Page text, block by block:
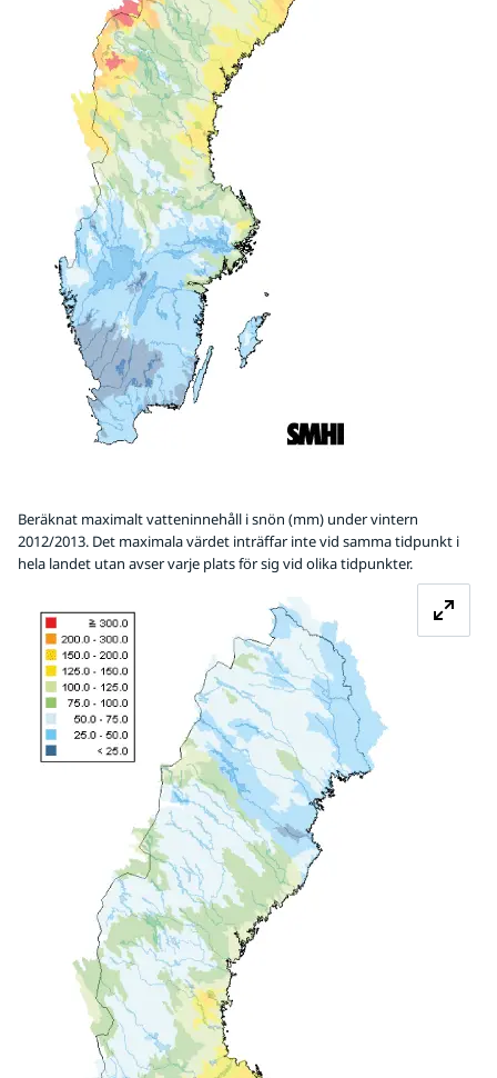
Beräknat maximalt vatteninnehåll i snön (mm) under vintern
2012/2013. Det maximala värdet inträffar inte vid samma tidpunkt i
hela landet utan avser varje plats för sig vid olika tidpunkter.